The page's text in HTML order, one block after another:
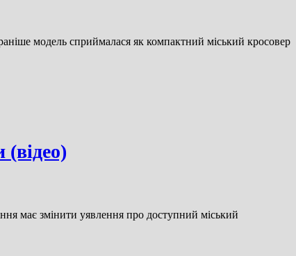
модель сприймалася як компактний міський кросовер
має змінити уявлення про доступний міський